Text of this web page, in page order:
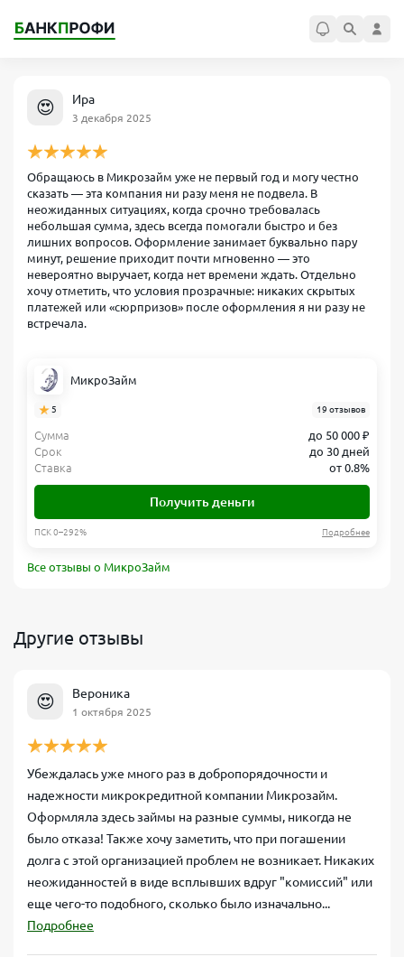
😍 Ира
3 декабря 2025
Обращаюсь в Микрозайм уже не первый год и могу честно
сказать — эта компания ни разу меня не подвела. В
неожиданных ситуациях, когда срочно требовалась
небольшая сумма, здесь всегда помогали быстро и без
лишних вопросов. Оформление занимает буквально пару
минут, решение приходит почти мгновенно — это
невероятно выручает, когда нет времени ждать. Отдельно
хочу отметить, что условия прозрачные: никаких скрытых
платежей или «сюрпризов» после оформления я ни разу не
встречала.
МикроЗайм
5 19 отзывов
Сумма
до 50 000 ₽
Срок
до 30 дней
Ставка
от 0.8%
Получить деньги
ПСК 0–292% Подробнее
Все отзывы о МикроЗайм
Другие отзывы
😍 Вероника
1 октября 2025
Убеждалась уже много раз в добропорядочности и
надежности микрокредитной компании Микрозайм.
Оформляла здесь займы на разные суммы, никогда не
было отказа! Также хочу заметить, что при погашении
долга с этой организацией проблем не возникает. Никаких
неожиданностей в виде всплывших вдруг "комиссий" или
еще чего-то подобного, сколько было изначально...
Подробнее